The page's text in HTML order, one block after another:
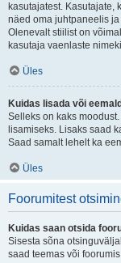
kasutajatest. Kasutajate,
näed oma juhtpaneelis
Olenevalt stiilist on
kasutaja vaenlaste
Üles
Kuidas lisada või
Selleks on kaks
lisamiseks. Lisaks saad
Saad samalt lehelt ka
Üles
Foorumitest
Kuidas saan otsida
Sisesta sõna
saad teemas või